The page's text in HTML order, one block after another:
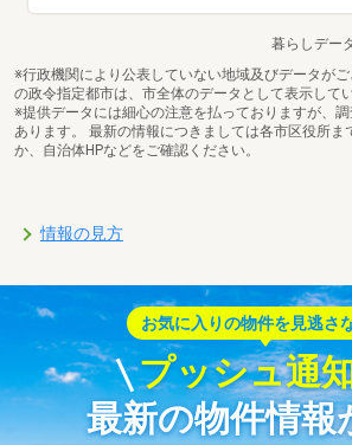
暮らしデー
※行政機関により公表していない地域及びデータが
の政令指定都市は、市全体のデータとして表示してい
※提供データには細心の注意を払っておりますが、
あります。 最新の情報につきましては各市区役所ま
か、自治体HPなどをご確認ください。
情報の見方
お気に入りの物件を見逃さ
プッシュ通
最新の物件情報